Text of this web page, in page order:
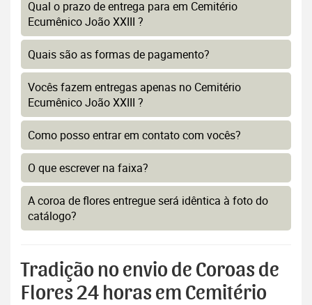
Qual o prazo de entrega para em Cemitério
Ecumênico João XXIII ?
Quais são as formas de pagamento?
Vocês fazem entregas apenas no Cemitério
Ecumênico João XXIII ?
Como posso entrar em contato com vocês?
O que escrever na faixa?
A coroa de flores entregue será idêntica à foto do
catálogo?
Tradição no envio de Coroas de
Flores 24 horas em Cemitério